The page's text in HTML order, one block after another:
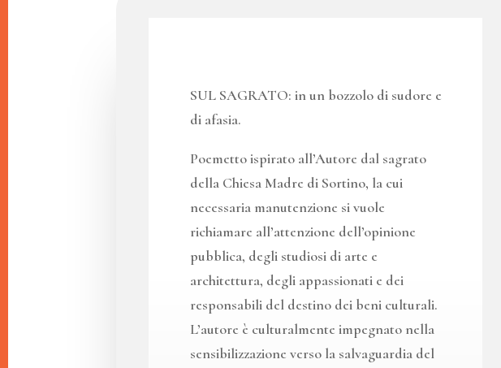
SUL SAGRATO: in un bozzolo di sudore e
di afasia.
Poemetto ispirato all’Autore dal sagrato
della Chiesa Madre di Sortino, la cui
necessaria manutenzione si vuole
richiamare all’attenzione dell’opinione
pubblica, degli studiosi di arte e
architettura, degli appassionati e dei
responsabili del destino dei beni culturali.
L’autore è culturalmente impegnato nella
sensibilizzazione verso la salvaguardia del